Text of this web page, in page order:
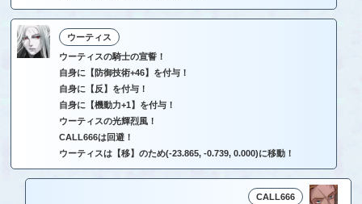
ウーティス
ウーティスの騎士の宣誓！
自身に【防御技術+46】を付与！
自身に【反】を付与！
自身に【機動力+1】を付与！
ウーティスの光輝烈風！
CALL666は回避！
ウーティスは【移】のため(-23.865, -0.739, 0.000)に移動！
CALL666